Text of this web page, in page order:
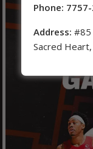
Phone:
Address: #85
Sacred